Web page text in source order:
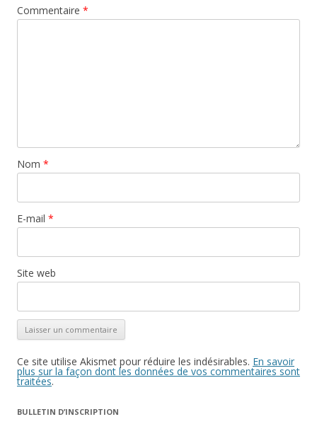
Commentaire *
Nom *
E-mail *
Site web
Ce site utilise Akismet pour réduire les indésirables. En savoir
plus sur la façon dont les données de vos commentaires sont
traitées.
BULLETIN D’INSCRIPTION